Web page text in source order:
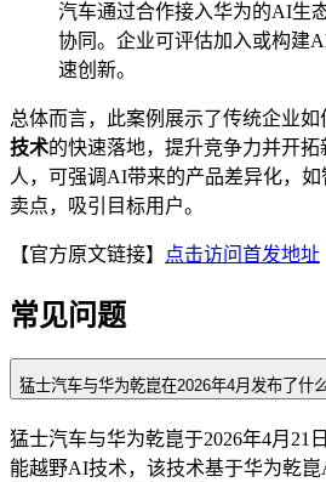
汽车通过合作接入华为的AI生
协同。企业可评估加入或构建
速创新。
总体而言，此案例展示了传统企业
技术的快速落地，提升竞争力并开
人，可强调AI带来的产品差异化，
卖点，吸引目标用户。
【官方原文链接】 点击访问首发地址
常见问题
猛士汽车与华为乾崑在2026年4月发布了什
猛士汽车与华为乾崑于2026年4月21
能越野AI技术，该技术基于华为乾